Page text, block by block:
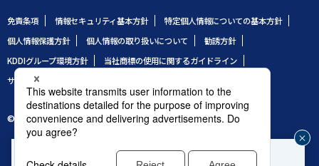
企業や組織のセキュリティ事故発生時はこちら
免責条項 情報セキュリティ基本方針
特定個人情報についての基本方針
個人情報保護方針
個人情報の取り扱いについて
勧誘方針
KDDIグループ環境方針
当社商標の使用に関するガイドライン
サイトのご利用条件
© 1995 LAC Co., Ltd.